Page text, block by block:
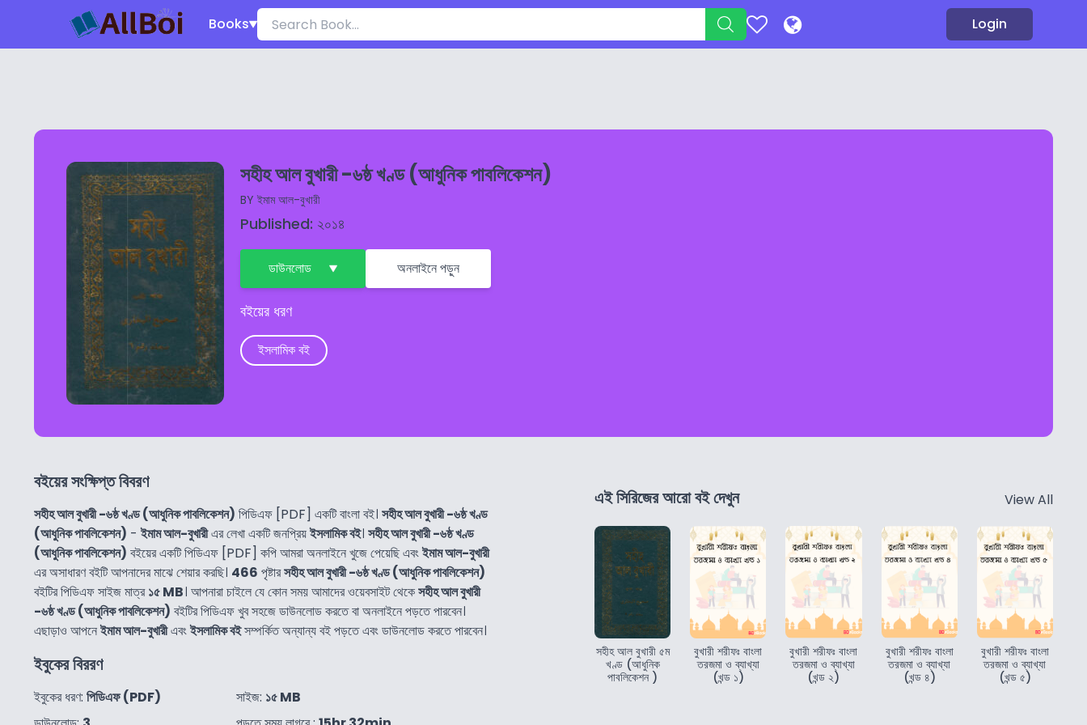
Books Login
সহীহ আল বুখারী -৬ষ্ঠ খণ্ড (আধুনিক পাবলিকেশন)
BY ইমাম আল-বুখারী
Published: ২০১৪
ডাউনলোড অনলাইনে পড়ুন
বইয়ের ধরণ
ইসলামিক বই
বইয়ের সংক্ষিপ্ত বিবরণ
সহীহ আল বুখারী -৬ষ্ঠ খণ্ড (আধুনিক পাবলিকেশন) পিডিএফ [PDF] একটি বাংলা বই। সহীহ আল বুখারী -৬ষ্ঠ খণ্ড
(আধুনিক পাবলিকেশন) - ইমাম আল-বুখারীএর লেখা একটি জনপ্রিয়ইসলামিক বই। সহীহ আল বুখারী -৬ষ্ঠ খণ্ড
(আধুনিক পাবলিকেশন) বইয়ের একটি পিডিএফ [PDF] কপি আমরা অনলাইনে খুজে পেয়েছি এবংইমাম আল-বুখারী
এর অসাধারণ বইটি আপনাদের মাঝে শেয়ার করছি। 466 পৃষ্টারসহীহ আল বুখারী -৬ষ্ঠ খণ্ড (আধুনিক পাবলিকেশন)
বইটির পিডিএফ সাইজ মাত্র১৫ MB। আপনারা চাইলে যে কোন সময় আমাদের ওয়েবসাইট থেকেসহীহ আল বুখারী
-৬ষ্ঠ খণ্ড (আধুনিক পাবলিকেশন) বইটির পিডিএফ খুব সহজে ডাউনলোড করতে বা অনলাইনে পড়তে পারবেন।
এছাড়াও আপনেইমাম আল-বুখারীএবংইসলামিক বইসম্পর্কিত অন্যান্য বই পড়তে এবং ডাউনলোড করতে পারবেন।
ইবুকের বিররণ
ইবুকের ধরণ: পিডিএফ (PDF)
সাইজ: ১৫ MB
এই সিরিজের আরো বই দেখুন View All
সহীহ আল বুখারী ৫ম
খণ্ড (আধুনিক
পাবলিকেশন )
বুখারী শরীফঃ বাংলা
তরজমা ও ব্যাখ্যা
(খন্ড ১)
বুখারী শরীফঃ বাংলা
তরজমা ও ব্যাখ্যা
(খন্ড ২)
বুখারী শরীফঃ বাংলা
তরজমা ও ব্যাখ্যা
(খন্ড ৪)
বুখারী শরীফঃ বাংলা
তরজমা ও ব্যাখ্যা
(খন্ড ৫)